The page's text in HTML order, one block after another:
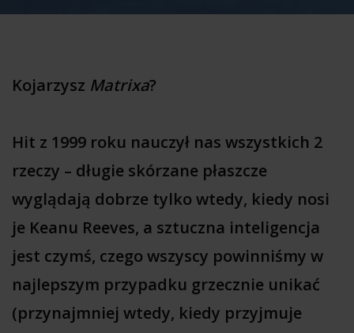
Kojarzysz Matrixa?
Hit z 1999 roku nauczył nas wszystkich 2
rzeczy – długie skórzane płaszcze
wyglądają dobrze tylko wtedy, kiedy nosi
je Keanu Reeves, a sztuczna inteligencja
jest czymś, czego wszyscy powinniśmy w
najlepszym przypadku grzecznie unikać
(przynajmniej wtedy, kiedy przyjmuje